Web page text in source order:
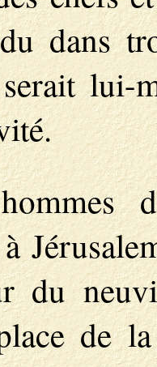
dans
lui-
du
de